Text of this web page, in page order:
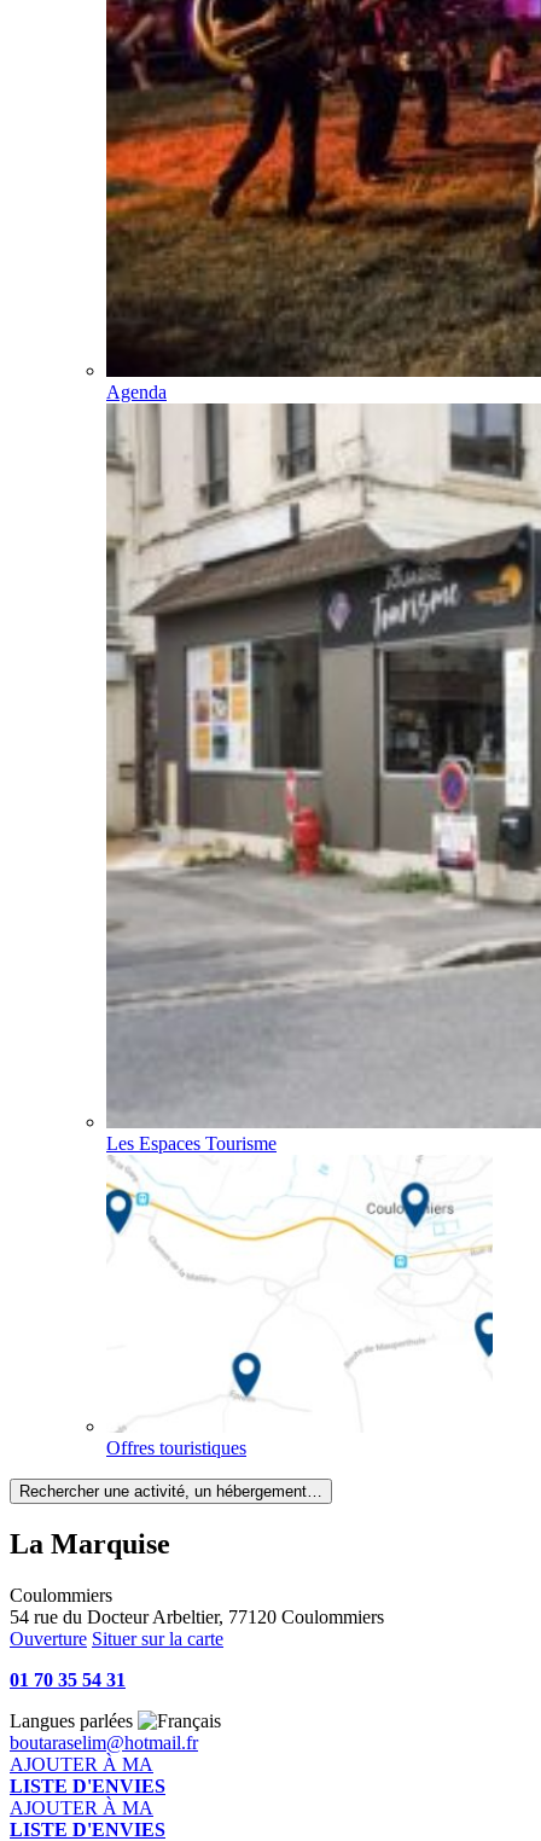
Agenda
Les Espaces Tourisme
Offres touristiques
Rechercher une activité, un hébergement…
La Marquise
Coulommiers
54 rue du Docteur Arbeltier, 77120 Coulommiers
Ouverture Situer sur la carte
01 70 35 54 31
Langues parlées
boutaraselim@hotmail.fr
AJOUTER À MA
LISTE D'ENVIES
AJOUTER À MA
LISTE D'ENVIES